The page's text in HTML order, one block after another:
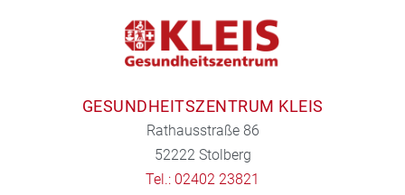
GESUNDHEITSZENTRUM KLEIS
Rathausstraße 86
52222 Stolberg
Tel.: 02402 23821